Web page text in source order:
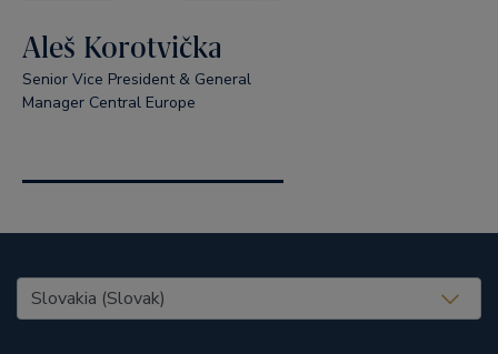
Aleš Korotvička
Senior Vice President & General
Manager Central Europe
United States (EN)